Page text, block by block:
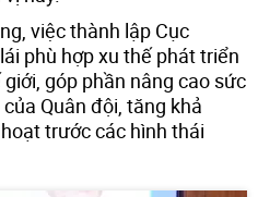
việc thành lập Cục
phù hợp xu thế phát triển
góp phần nâng cao sức
Quân đội, tăng khả
trước các hình thái